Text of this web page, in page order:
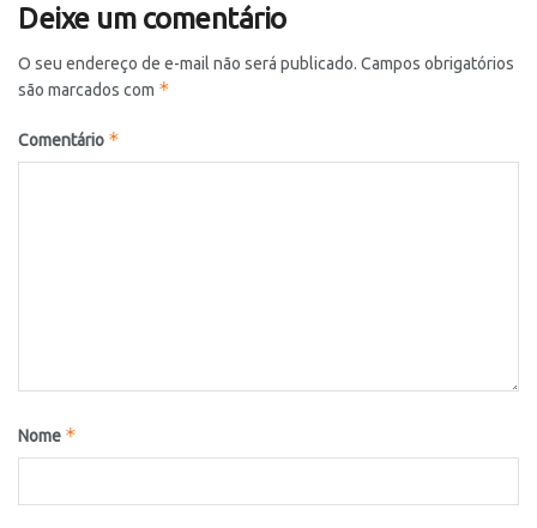
Deixe um comentário
O seu endereço de e-mail não será publicado. Campos obrigatórios
são marcados com *
Comentário *
Nome *